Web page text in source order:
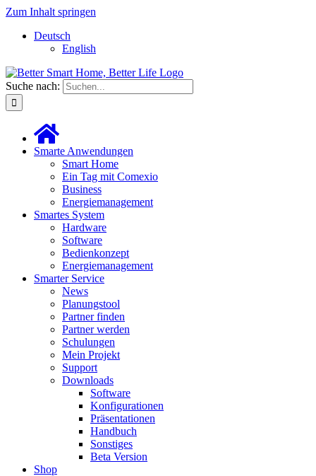
Zum Inhalt springen
Deutsch
English
Suche nach:
Smarte Anwendungen
Smart Home
Ein Tag mit Comexio
Business
Energiemanagement
Smartes System
Hardware
Software
Bedienkonzept
Energiemanagement
Smarter Service
News
Planungstool
Partner finden
Partner werden
Schulungen
Mein Projekt
Support
Downloads
Software
Konfigurationen
Präsentationen
Handbuch
Sonstiges
Beta Version
Shop